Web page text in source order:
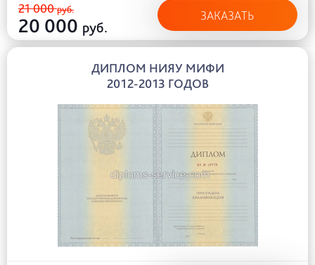
21 000руб.
20 000 руб.
ЗАКАЗАТЬ
ДИПЛОМ НИЯУ МИФИ
2012-2013 ГОДОВ